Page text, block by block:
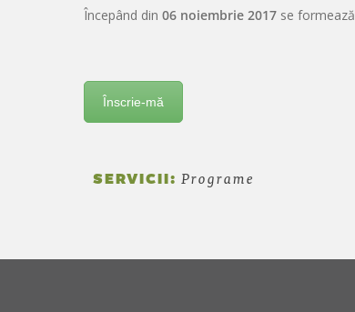
Începând din 06 noiembrie 2017 se
Înscrie-mă
SERVICII: Programe